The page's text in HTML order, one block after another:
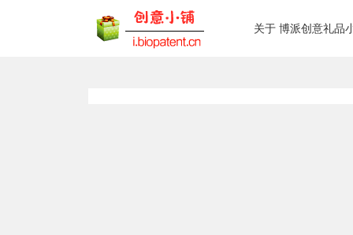
关于 博派创意礼品